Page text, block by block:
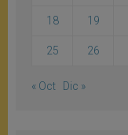
18 19
25 26
« Oct Dic »